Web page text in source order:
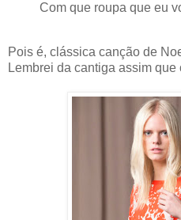
Com que roupa que eu
Pois é, clássica canção de
Lembrei da cantiga assim